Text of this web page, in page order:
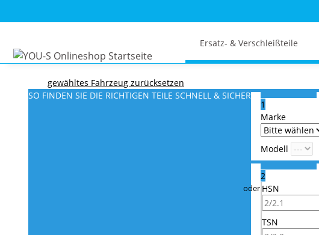
Ersatz- & Verschleißteile
gewähltes Fahrzeug zurücksetzen
SO FINDEN SIE DIE RICHTIGEN TEILE SCHNELL & SICHER
1
Marke
Modell
2
HSN
TSN